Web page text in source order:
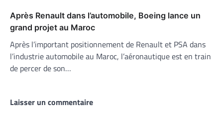
Après Renault dans l’automobile, Boeing lance un
grand projet au Maroc
Après l’important positionnement de Renault et PSA dans
l’industrie automobile au Maroc, l’aéronautique est en train
de percer de son…
Laisser un commentaire